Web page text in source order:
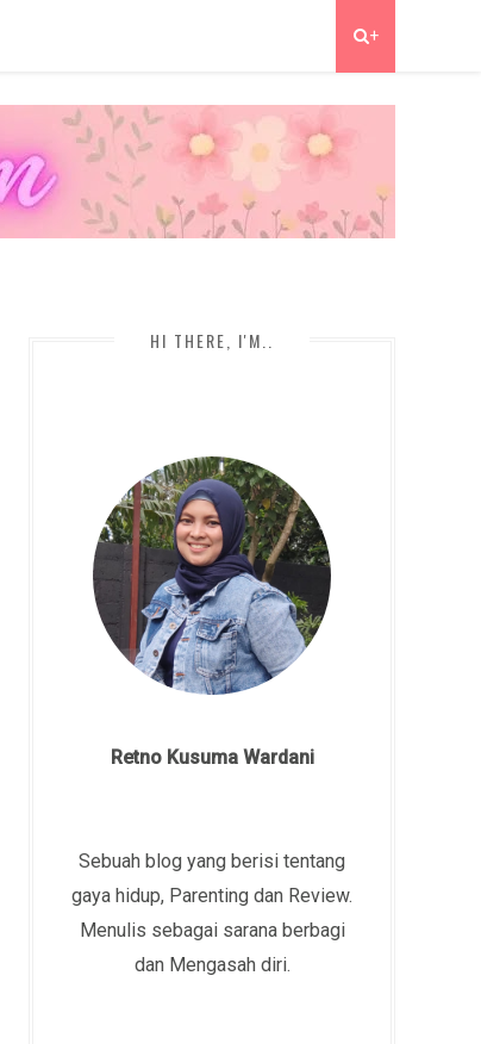
+
HI THERE, I'M..
Retno Kusuma Wardani
Sebuah blog yang berisi tentang
gaya hidup, Parenting dan Review.
Menulis sebagai sarana berbagi
dan Mengasah diri.